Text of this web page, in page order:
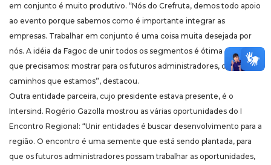
em conjunto é muito produtivo. “Nós do Crefruta, demos todo apoio
ao evento porque sabemos como é importante integrar as
empresas. Trabalhar em conjunto é uma coisa muita desejada por
nós. A idéia da Fagoc de unir todos os segmentos é ótima e é isso
que precisamos: mostrar para os futuros administradores, os
caminhos que estamos”, destacou.
Outra entidade parceira, cujo presidente estava presente, é o
Intersind. Rogério Gazolla mostrou as várias oportunidades do I
Encontro Regional: “Unir entidades é buscar desenvolvimento para a
região. O encontro é uma semente que está sendo plantada, para
que os futuros administradores possam trabalhar as oportunidades,